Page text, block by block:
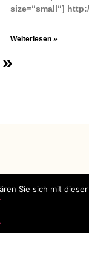
size=“small“]
Weiterlesen »
Impressum
Datenschutz
Sie sich mit